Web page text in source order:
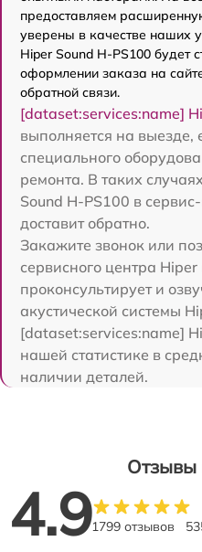
предоставляем
уверены в качестве наших
Hiper Sound H-PS100 будет
оформлении заказа на
обратной связи.
[dataset:services:name]
выполняется на выезде,
специального
ремонта. В таких
Sound H-PS100 в
доставит обратно.
Закажите звонок или
сервисного центра
проконсультирует и
акустической системы
[dataset:services:name]
нашей статистике в
наличии деталей.
Отзывы
4.91799 отзывов